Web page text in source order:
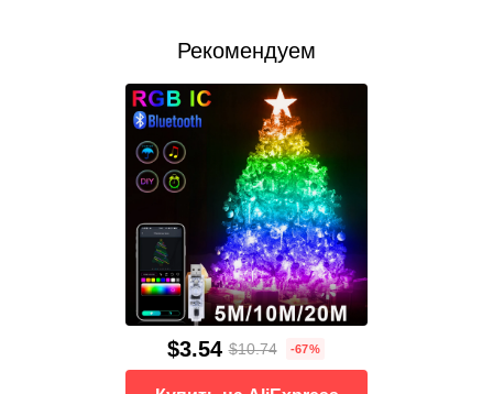
Рекомендуем
$3.54 $10.74 -67%